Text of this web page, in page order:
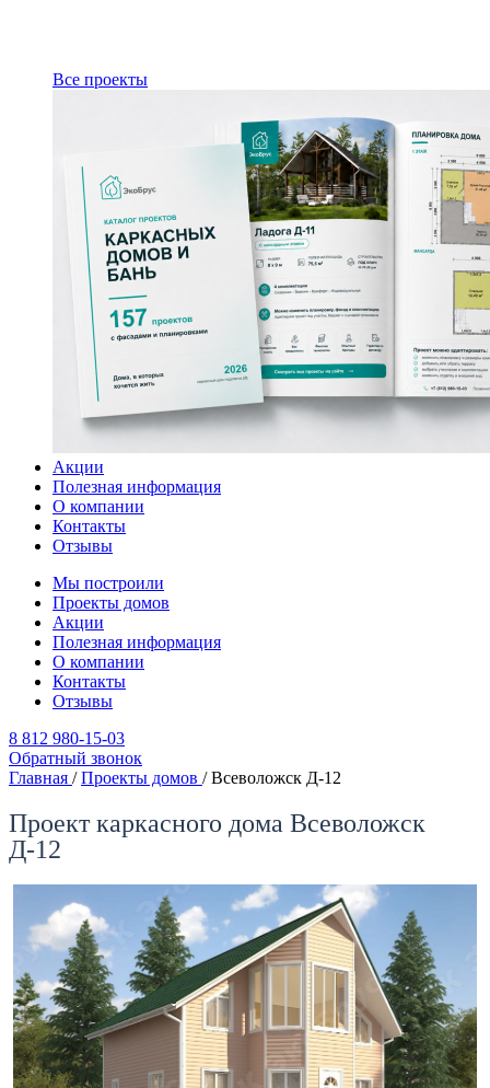
Все проекты
Акции
Полезная информация
О компании
Контакты
Отзывы
Мы построили
Проекты домов
Акции
Полезная информация
О компании
Контакты
Отзывы
8 812 980-15-03
Обратный звонок
Главная / Проекты домов / Всеволожск Д-12
Проект каркасного дома Всеволожск
Д-12